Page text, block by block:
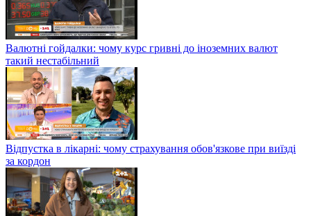
Валютні гойдалки: чому курс гривні до іноземних валют
такий нестабільний
Відпустка в лікарні: чому страхування обов'язкове при виїзді
за кордон